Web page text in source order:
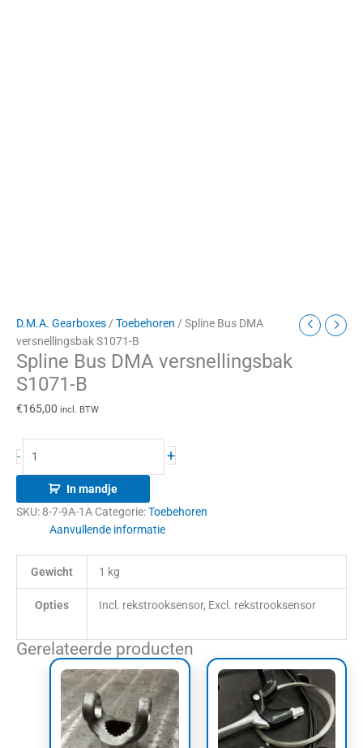
D.M.A. Gearboxes/ Toebehoren / Spline Bus DMA
versnellingsbak S1071-B
Spline Bus DMA versnellingsbak
S1071-B
€165,00 incl. BTW
- +
In mandje
SKU: 8-7-9A-1A Categorie:Toebehoren
Aanvullende informatie
Gewicht 1 kg
Opties Incl. rekstrooksensor, Excl. rekstrooksensor
Gerelateerde producten
Prijsklasse:
€85,00
tot
€95,00
Dit
product
heeft
meerdere
variaties.